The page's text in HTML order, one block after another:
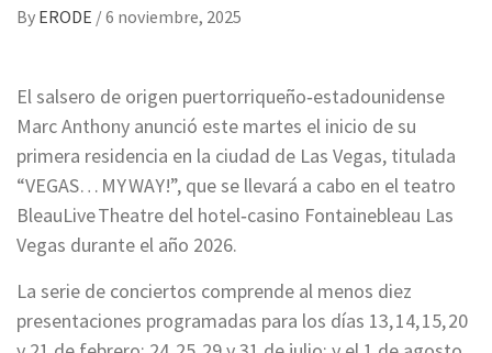
By ERODE /6 noviembre, 2025
El salsero de origen puertorriqueño‑estadounidense
Marc Anthony anunció este martes el inicio de su
primera residencia en la ciudad de Las Vegas, titulada
“VEGAS… MY WAY!”, que se llevará a cabo en el teatro
BleauLive Theatre del hotel‐casino Fontainebleau Las
Vegas durante el año 2026.
La serie de conciertos comprende al menos diez
presentaciones programadas para los días 13, 14, 15, 20